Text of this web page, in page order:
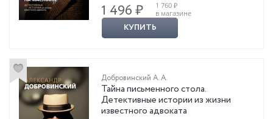
1 496 ₽
1 760 ₽
в магазине
КУПИТЬ
Добровинский А. А.
Тайна письменного стола.
Детективные истории из жизни
известного адвоката